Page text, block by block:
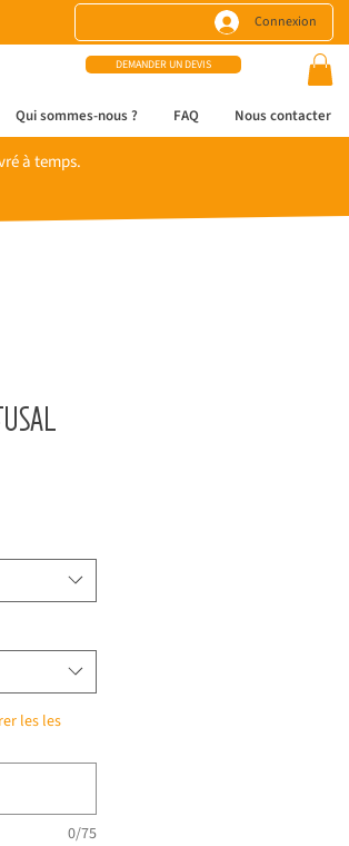
Connexion
DEMANDER UN DEVIS
Qui sommes-nous ? FAQ Nous contacter
à temps.
les les
0/75